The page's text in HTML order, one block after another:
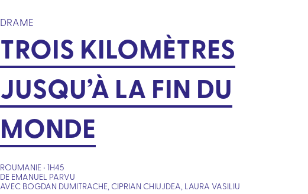
DRAME
TROIS KILOMÈTRES
JUSQU’À LA FIN DU
MONDE
ROUMANIE • 1H45
DE EMANUEL PARVU
AVEC BOGDAN DUMITRACHE, CIPRIAN CHIUJDEA, LAURA VASILIU